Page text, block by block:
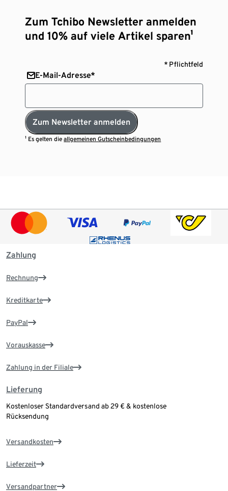
Zum Tchibo Newsletter anmelden
und 10% auf viele Artikel sparen¹
* Pflichtfeld
E-Mail-Adresse*
Zum Newsletter anmelden
¹ Es gelten dieallgemeinen Gutscheinbedingungen
Zahlung
Rechnung
Kreditkarte
PayPal
Vorauskasse
Zahlung in der Filiale
Lieferung
Kostenloser Standardversand ab 29 € & kostenlose
Rücksendung
Versandkosten
Lieferzeit
Versandpartner